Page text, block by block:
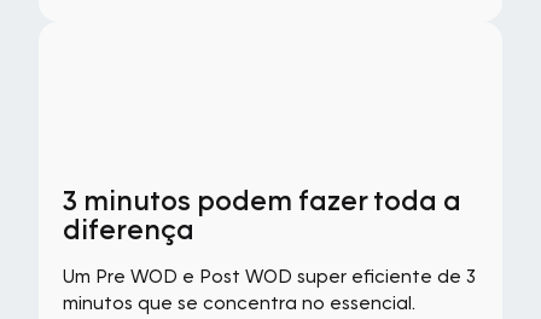
3 minutos podem fazer toda a
diferença
Um Pre WOD e Post WOD super eficiente de 3
minutos que se concentra no essencial.